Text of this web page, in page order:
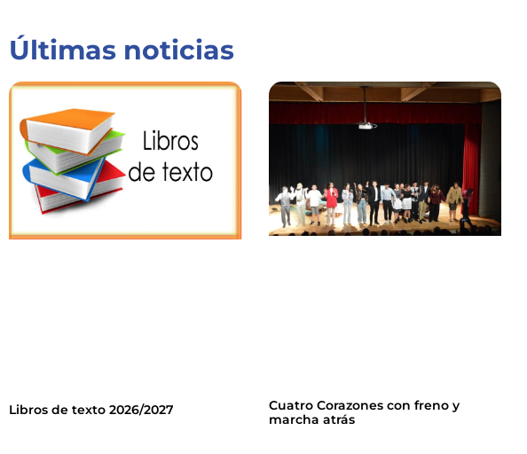
Últimas noticias
Libros de texto 2026/2027
Cuatro Corazones con freno y
marcha atrás